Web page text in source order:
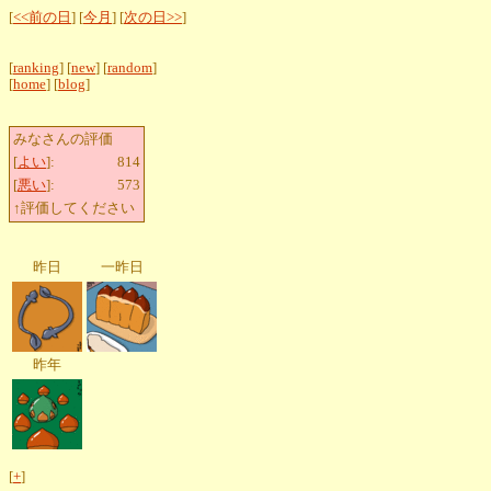
[<<前の日 ] [今月 ] [次の日>>]
[ranking] [new] [random]
[home] [blog]
みなさんの評価
[よい]:
814
[悪い]:
573
↑評価してください
昨日 一昨日
昨年
[+]